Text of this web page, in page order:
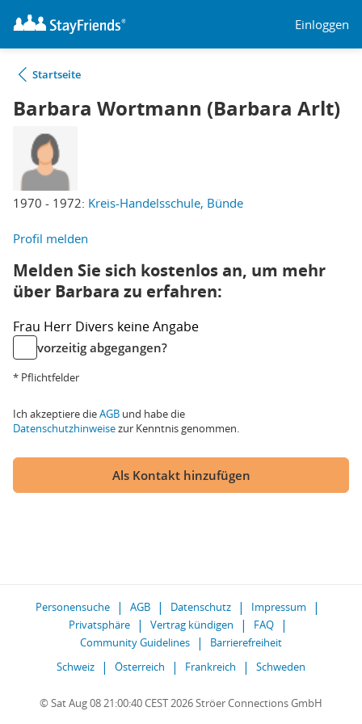
Einloggen
Startseite
Barbara Wortmann (Barbara Arlt)
1970 - 1972: Kreis-Handelsschule, Bünde
Profil melden
Melden Sie sich kostenlos an, um mehr
über Barbara zu erfahren:
Frau Herr Divers keine Angabe
vorzeitig abgegangen?
* Pflichtfelder
Ich akzeptiere dieAGB und habe die
Datenschutzhinweisezur Kenntnis genommen.
Als Kontakt hinzufügen
Personensuche AGB Datenschutz
Impressum
Privatsphäre
Vertrag kündigen
FAQ
Community Guidelines
Barrierefreiheit
Schweiz
Österreich Frankreich Schweden
© Sat Aug 08 21:00:40 CEST 2026 Ströer Connections GmbH